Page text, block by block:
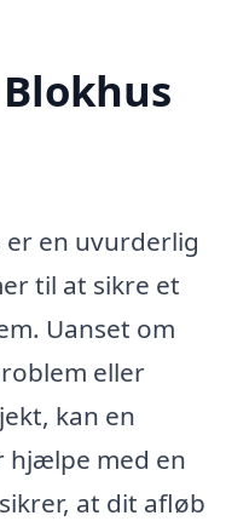
er en uvurderlig
til at sikre et
Uanset om
eller
kan en
hjælpe med en
at dit afløb